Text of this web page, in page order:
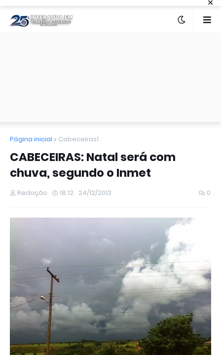
Página inicial Cabeceiras1
CABECEIRAS: Natal será com
chuva, segundo o Inmet
Redação 18:12 24/12/2013 0